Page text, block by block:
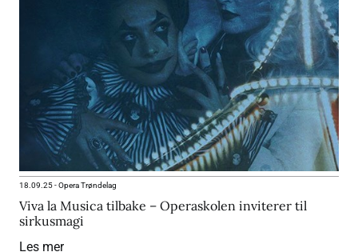
18.09.25-Opera Trøndelag
Viva la Musica tilbake – Operaskolen inviterer til
sirkusmagi
Les mer